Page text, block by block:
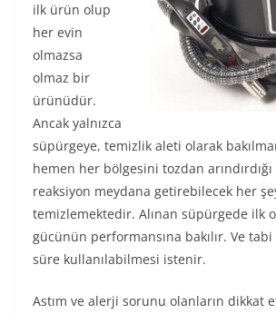
ilk ürün olup
her evin
olmazsa
olmaz bir
ürünüdür.
Ancak yalnızca
süpürgeye, temizlik aleti olarak
hemen her bölgesini tozdan
reaksiyon meydana getirebilecek her
temizlemektedir. Alınan süpürgede ilk
gücünün performansına bakılır. Ve
süre kullanılabilmesi istenir.
Astım ve alerji sorunu olanların dikkat